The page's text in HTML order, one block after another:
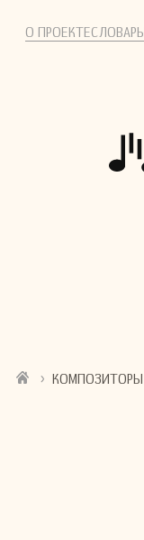
О ПРОЕКТЕСЛОВАРЬ
› КОМПОЗИТОРЫ